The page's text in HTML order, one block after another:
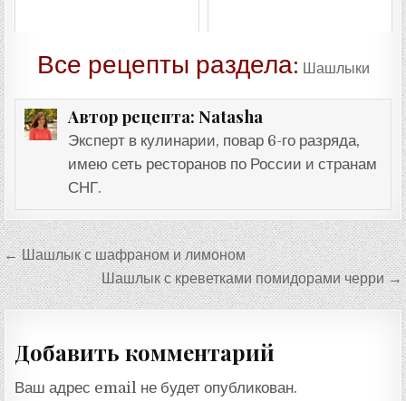
Все рецепты раздела: Шашлыки
Автор рецепта: Natasha
Эксперт в кулинарии, повар 6-го разряда,
имею сеть ресторанов по России и странам
СНГ.
Навигация
по
записям
← Шашлык с шафраном и лимоном
Шашлык с креветками помидорами черри →
Добавить комментарий
Ваш адрес email не будет опубликован.